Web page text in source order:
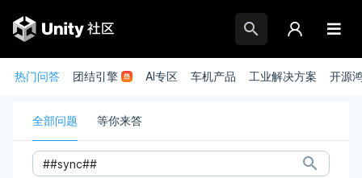
热门问答 团结引擎 AI专区 车机产品 工业解决方案 开源
全部问题 等你来答